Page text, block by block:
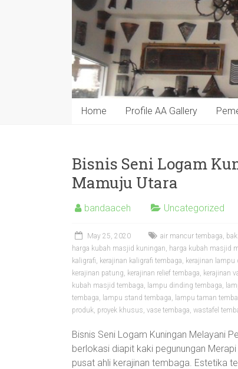
Home Profile AA Gallery
Bisnis Seni Logam
Mamuju Utara
bandaaceh Uncategorized
May 25, 2020 air mancur tembaga,
harga kubah masjid kuningan, harga kubah masjid
kaligrafi, kerajinan kaligrafi tembaga, kerajinan lampu
kerajinan patung, kerajinan relief tembaga, kerajinan
kubah masjid tembaga, lampu dinding tembaga,
tembaga, lampu stand tembaga, lampu taman
produk, proyek khusus, vase tembaga, wastafel
Bisnis Seni Logam Kuningan Melayani
berlokasi diapit kaki pegunungan
pusat ahli kerajinan tembaga. Estetika